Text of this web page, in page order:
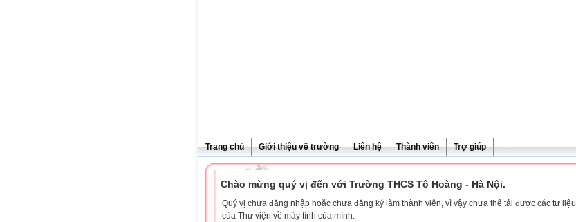
Trang chủ Giới thiệu về trường Liên hệ Thành viên Trợ giúp
Chào mừng quý vị đến với Trường THCS Tô Hoàng - Hà Nội.
Quý vị chưa đăng nhập hoặc chưa đăng ký làm thành viên, vì vậy chưa thể tải được các tư liệu
của Thư viện về máy tính của mình.